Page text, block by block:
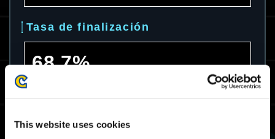
This website uses cookies
Tasa de finalización
68.7%
Nota: esta es la tasa de finalización en todas
Tiempo de finalización promedio